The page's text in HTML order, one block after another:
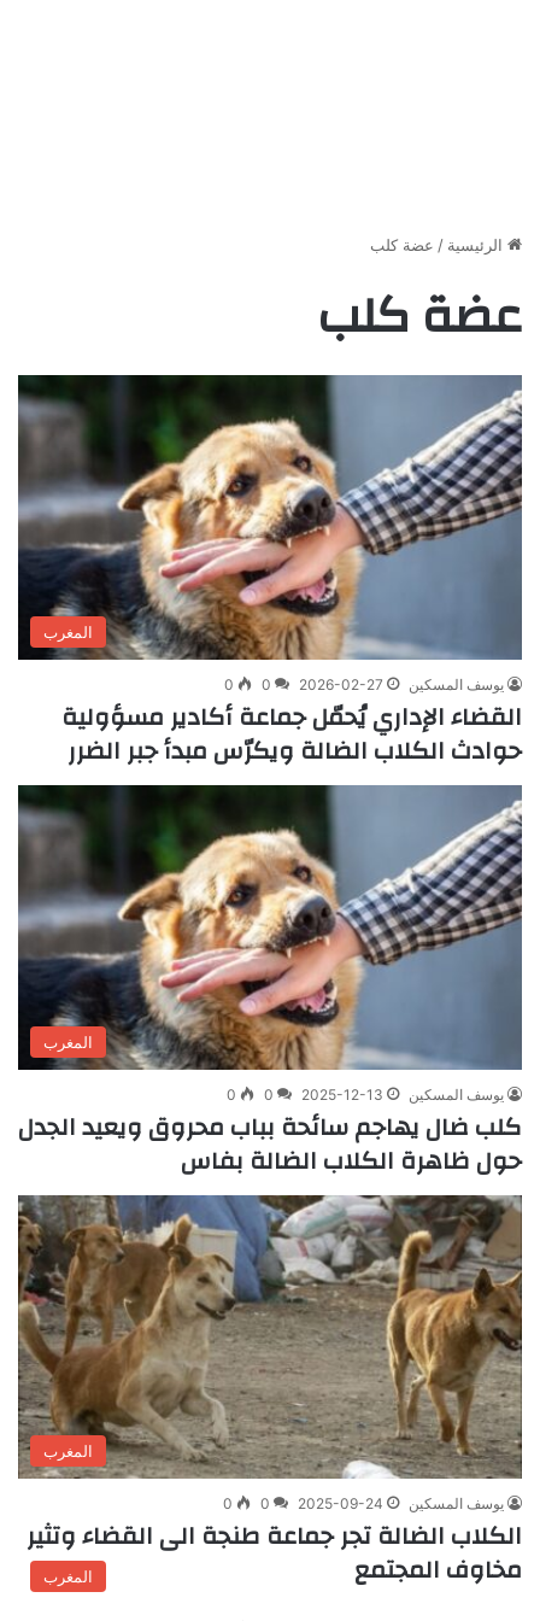
الرئيسية / عضة كلب
عضة كلب
المغرب
يوسف المسكين 2026-02-27
0
0
القضاء الإداري يُحمّل جماعة أكادير مسؤولية
حوادث الكلاب الضالة ويكرّس مبدأ جبر الضرر
المغرب
يوسف المسكين 2025-12-13
0
0
كلب ضال يهاجم سائحة بباب محروق ويعيد الجدل
حول ظاهرة الكلاب الضالة بفاس
المغرب
يوسف المسكين 2025-09-24
0
0
الكلاب الضالة تجر جماعة طنجة الى القضاء وتثير
مخاوف المجتمع المغرب